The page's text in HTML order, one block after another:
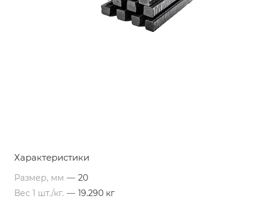
Характеристики
Размер, мм — 20
Вес 1 шт./кг. — 19.290 кг